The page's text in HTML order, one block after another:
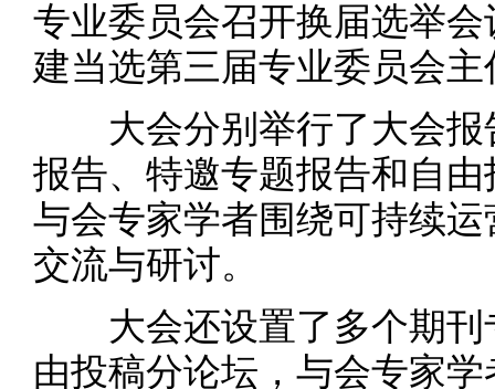
专业委员会召开换届选举
建当选第三届专业委员会
大会分别举行了大会报
报告、特邀专题报告和自
与会专家学者围绕可持续
交流与研讨。
大会还设置了多个期刊
由投稿分论坛，与会专家